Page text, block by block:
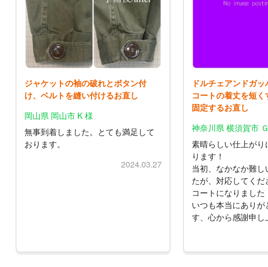
ジャケットの袖の破れとボタン付
け、ベルトを縫い付けるお直し
岡山県 岡山市 K 様
無事到着しました。とても満足して
おります。
2024.03.27
ドルチェアンドガ
コートの着丈を短
固定するお直し
神奈川県 横須賀市
素晴らしい仕上がり
ります！
当初、なかなか難し
たが、対応してく
コートになりました
いつも本当にありが
す、心から感謝申し